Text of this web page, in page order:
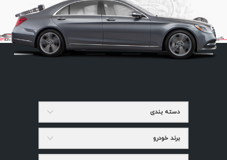
دسته بندی
برند خودرو